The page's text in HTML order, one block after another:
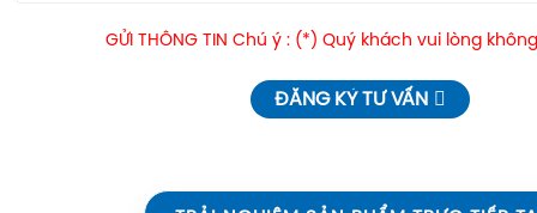
GỬI THÔNG TIN Chú ý : (*) Quý khách vui lòng
ĐĂNG KÝ TƯ VẤN